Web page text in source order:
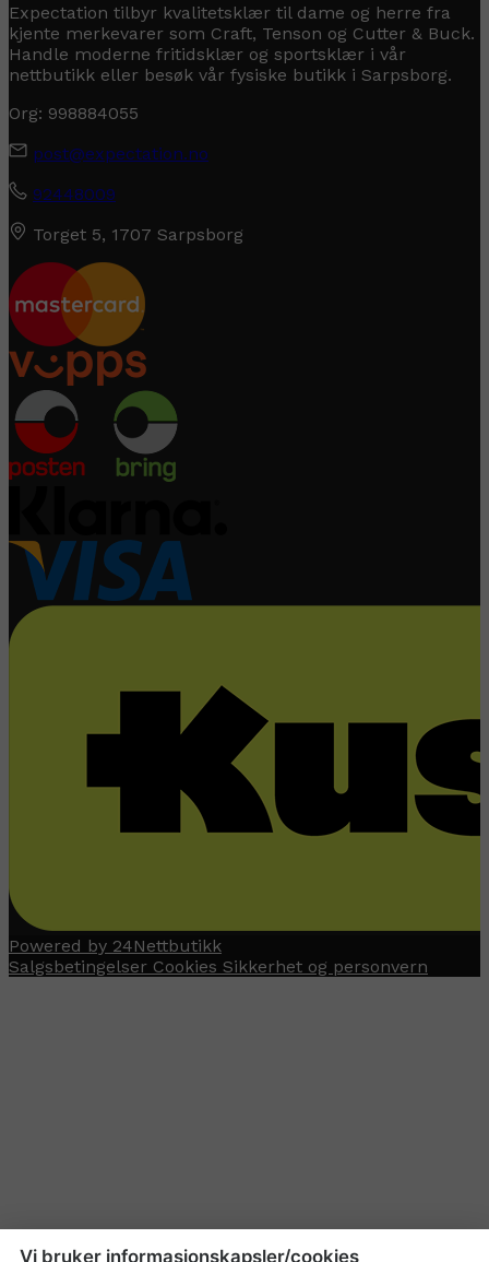
Expectation tilbyr kvalitetsklær til dame og herre fra
kjente merkevarer som Craft, Tenson og Cutter & Buck.
Handle moderne fritidsklær og sportsklær i vår
nettbutikk eller besøk vår fysiske butikk i Sarpsborg.
Org: 998884055
post@expectation.no
92448009
Torget 5, 1707 Sarpsborg
Powered by 24Nettbutikk
Salgsbetingelser Cookies Sikkerhet og personvern
Vi bruker informasjonskapsler/cookies